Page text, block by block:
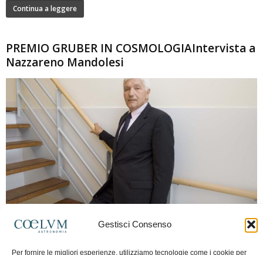
Gestisci Consenso
Per fornire le migliori esperienze, utilizziamo tecnologie come i cookie per
Continua a leggere
PREMIO GRUBER IN COSMOLOGIAIntervista a
Nazzareno Mandolesi
Frida Paolella - 16 Giugno 2026 0
spaziale europea e della missione Planck. Il dialogo ripercorre i principali